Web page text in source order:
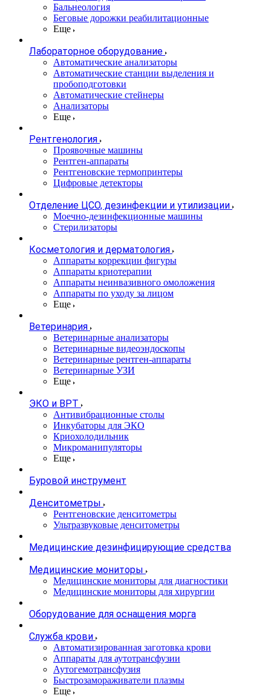
Бальнеология
Беговые дорожки реабилитационные
Еще
Лабораторное оборудование
Автоматические анализаторы
Автоматические станции выделения и
пробоподготовки
Автоматические стейнеры
Анализаторы
Еще
Рентгенология
Проявочные машины
Рентген-аппараты
Рентгеновские термопринтеры
Цифровые детекторы
Отделение ЦСО, дезинфекции и утилизации
Моечно-дезинфекционные машины
Стерилизаторы
Косметология и дерматология
Аппараты коррекции фигуры
Аппараты криотерапии
Аппараты неинвазивного омоложения
Аппараты по уходу за лицом
Еще
Ветеринария
Ветеринарные анализаторы
Ветеринарные видеоэндоскопы
Ветеринарные рентген-аппараты
Ветеринарные УЗИ
Еще
ЭКО и ВРТ
Антивибрационные столы
Инкубаторы для ЭКО
Криохолодильник
Микроманипуляторы
Еще
Буровой инструмент
Денситометры
Рентгеновские денситометры
Ультразвуковые денситометры
Медицинские дезинфицирующие средства
Медицинские мониторы
Медицинские мониторы для диагностики
Медицинские мониторы для хирургии
Оборудование для оснащения морга
Служба крови
Автоматизированная заготовка крови
Аппараты для аутотрансфузии
Аутогемотрансфузия
Быстрозамораживатели плазмы
Еще